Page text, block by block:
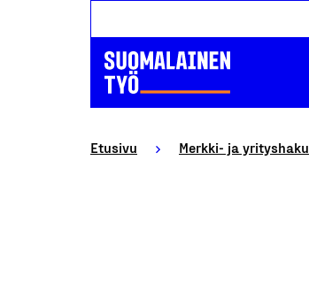
Etusivu Merkki- ja yrityshaku